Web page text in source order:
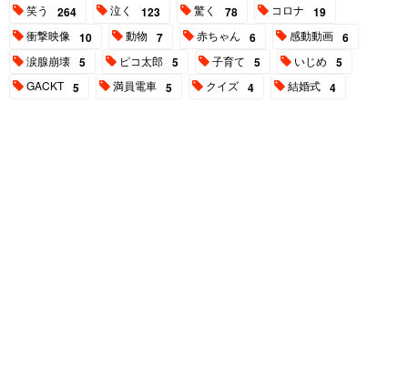
笑う 264 泣く 123 驚く 78 コロナ 19
衝撃映像 10 動物 7 赤ちゃん 6 感動動画 6
涙腺崩壊 5 ピコ太郎 5 子育て 5 いじめ 5
GACKT 5 満員電車 5 クイズ 4 結婚式 4